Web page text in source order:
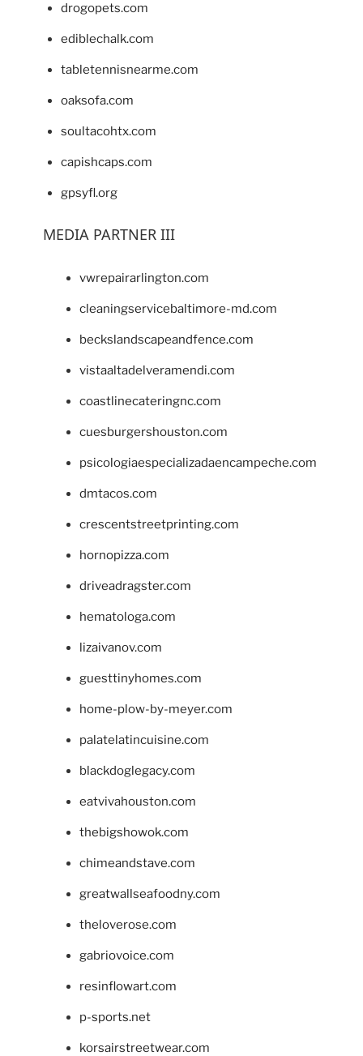
drogopets.com
ediblechalk.com
tabletennisnearme.com
oaksofa.com
soultacohtx.com
capishcaps.com
gpsyfl.org
MEDIA PARTNER III
vwrepairarlington.com
cleaningservicebaltimore-md.com
beckslandscapeandfence.com
vistaaltadelveramendi.com
coastlinecateringnc.com
cuesburgershouston.com
psicologiaespecializadaencampeche.com
dmtacos.com
crescentstreetprinting.com
hornopizza.com
driveadragster.com
hematologa.com
lizaivanov.com
guesttinyhomes.com
home-plow-by-meyer.com
palatelatincuisine.com
blackdoglegacy.com
eatvivahouston.com
thebigshowok.com
chimeandstave.com
greatwallseafoodny.com
theloverose.com
gabriovoice.com
resinflowart.com
p-sports.net
korsairstreetwear.com